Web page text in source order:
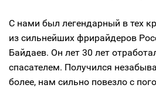
С нами был легендарный в тех
из сильнейших фрирайдеров
Байдаев. Он лет 30 лет
спасателем. Получился
более, нам сильно повезло с